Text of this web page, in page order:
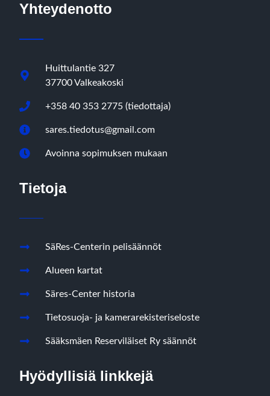
Yhteydenotto
Huittulantie 327
37700 Valkeakoski
+358 40 353 2775 (tiedottaja)
sares.tiedotus@gmail.com
Avoinna sopimuksen mukaan
Tietoja
SäRes-Centerin pelisäännöt
Alueen kartat
Säres-Center historia
Tietosuoja- ja kamerarekisteriseloste
Sääksmäen Reserviläiset Ry säännöt
Hyödyllisiä linkkejä